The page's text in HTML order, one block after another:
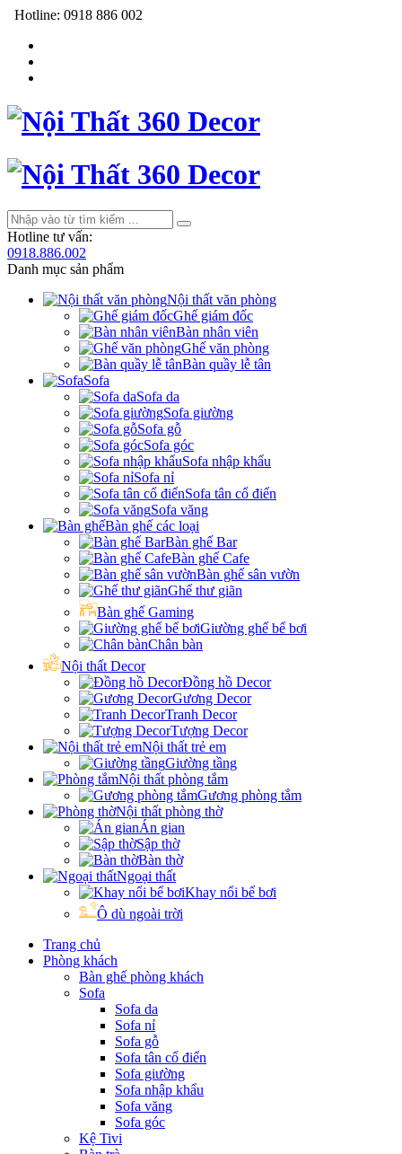
Hotline: 0918 886 002
Hotline tư vấn:
0918.886.002
Danh mục sản phẩm
Nội thất văn phòng
Ghế giám đốc
Bàn nhân viên
Ghế văn phòng
Bàn quầy lễ tân
Sofa
Sofa da
Sofa giường
Sofa gỗ
Sofa góc
Sofa nhập khẩu
Sofa nỉ
Sofa tân cổ điển
Sofa văng
Bàn ghế các loại
Bàn ghế Bar
Bàn ghế Cafe
Bàn ghế sân vườn
Ghế thư giãn
Bàn ghế Gaming
Giường ghế bể bơi
Chân bàn
Nội thất Decor
Đồng hồ Decor
Gương Decor
Tranh Decor
Tượng Decor
Nội thất trẻ em
Giường tầng
Nội thất phòng tắm
Gương phòng tắm
Nội thất phòng thờ
Án gian
Sập thờ
Bàn thờ
Ngoại thất
Khay nổi bể bơi
Ô dù ngoài trời
Trang chủ
Phòng khách
Bàn ghế phòng khách
Sofa
Sofa da
Sofa nỉ
Sofa gỗ
Sofa tân cổ điển
Sofa giường
Sofa nhập khẩu
Sofa văng
Sofa góc
Kệ Tivi